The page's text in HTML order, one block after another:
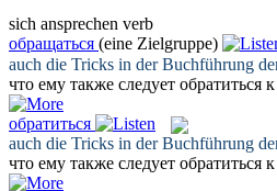
sich ansprechen verb
обращаться (eine Zielgruppe)
auch die Tricks in der Buchführung
что ему также следует обратиться
обратиться
auch die Tricks in der Buchführung
что ему также следует обратиться